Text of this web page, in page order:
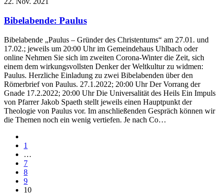
Bibelabende: Paulus
Bibelabende „Paulus – Gründer des Christentums“ am 27.01. und
17.02.; jeweils um 20:00 Uhr im Gemeindehaus Uhlbach oder
online Nehmen Sie sich im zweiten Corona-Winter die Zeit, sich
einem dem wirkungsvollsten Denker der Weltkultur zu widmen:
Paulus. Herzliche Einladung zu zwei Bibelabenden über den
Römerbrief von Paulus. 27.1.2022; 20:00 Uhr Der Vorrang der
Gnade 17.2.2022; 20:00 Uhr Die Universalität des Heils Ein Impuls
von Pfarrer Jakob Spaeth stellt jeweils einen Hauptpunkt der
Theologie von Paulus vor. Im anschließenden Gespräch können wir
die Themen noch ein wenig vertiefen. Je nach Co…
1
…
7
8
9
10